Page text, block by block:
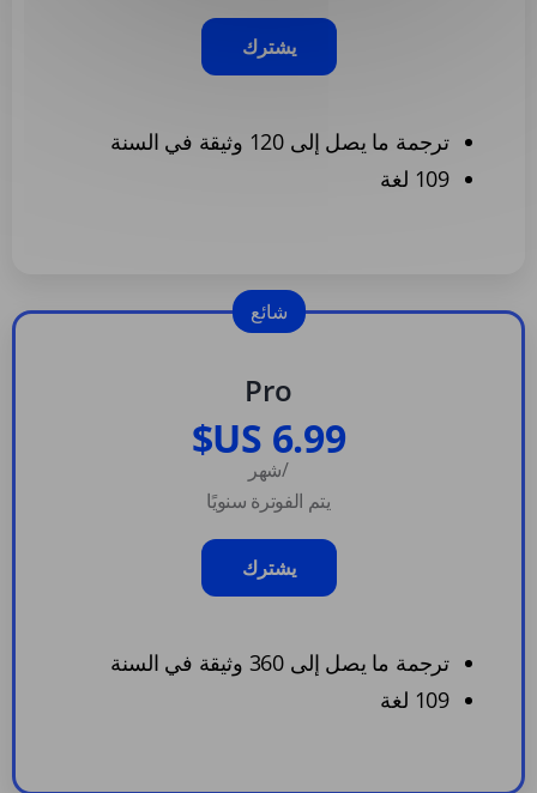
يشترك
ترجمة ما يصل إلى 120 وثيقة في السنة
109 لغة
Pro
/شهر
يتم الفوترة سنويًا
يشترك
ترجمة ما يصل إلى 360 وثيقة في السنة
109 لغة
شائع